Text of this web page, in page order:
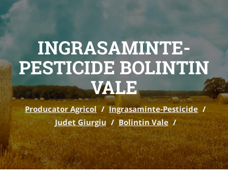
INGRASAMINTE-
PESTICIDE BOLINTIN
VALE
Producator Agricol / Ingrasaminte-Pesticide /
Judet Giurgiu / Bolintin Vale /